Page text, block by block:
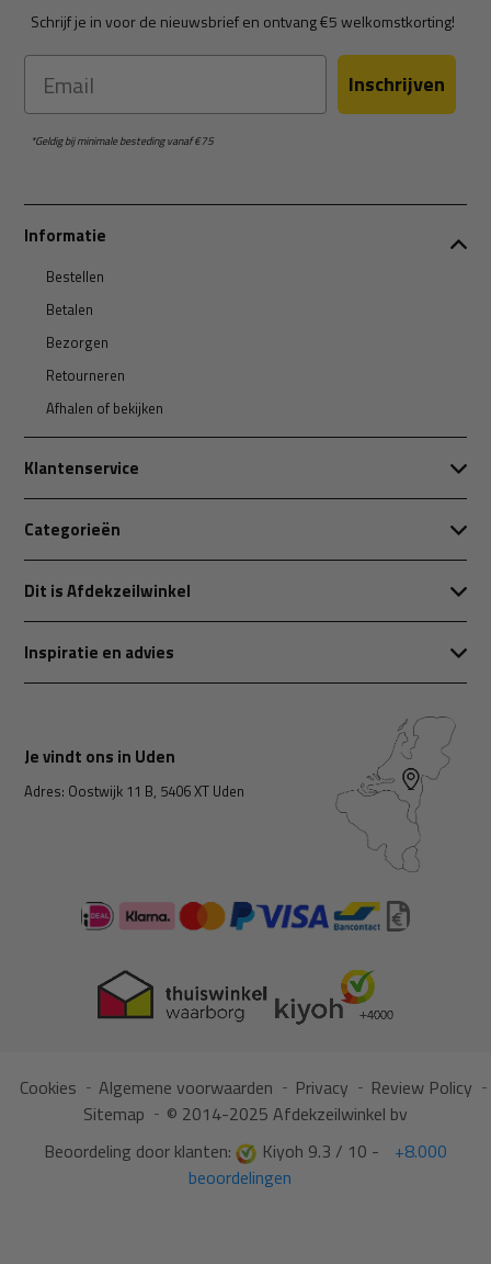
Schrijf je in voor de nieuwsbrief en ontvang €5 welkomstkorting!
Email Inschrijven
*Geldig bij minimale besteding vanaf €75
Informatie
Bestellen
Betalen
Bezorgen
Retourneren
Afhalen of bekijken
Klantenservice
Categorieën
Dit is Afdekzeilwinkel
Inspiratie en advies
Je vindt ons in Uden
Adres: Oostwijk 11 B, 5406 XT Uden
Cookies Algemene voorwaarden Privacy
Review Policy
Sitemap
© 2014-2025 Afdekzeilwinkel bv
Beoordeling door klanten:
Kiyoh 9.3 / 10 -
+8.000
beoordelingen